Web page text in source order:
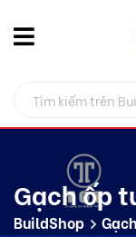
Gạch ốp
BuildShop